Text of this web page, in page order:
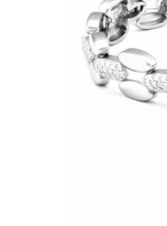
BRATARA TIP ROZARIU
LANTURI TIP ROZARIU